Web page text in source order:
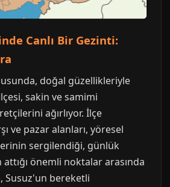
Canlı Bir Gezinti:
doğal güzellikleriyle
sakin ve samimi
ağırlıyor. İlçe
ve pazar alanları, yöresel
sergilendiği, günlük
attığı önemli noktalar arasında
Susuz'un bereketli